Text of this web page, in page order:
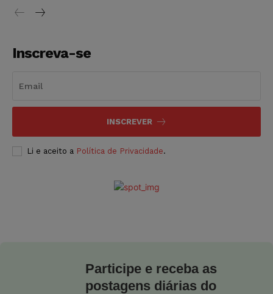
Inscreva-se
INSCREVER
Li e aceito a Política de Privacidade.
Participe e receba as
postagens diárias do